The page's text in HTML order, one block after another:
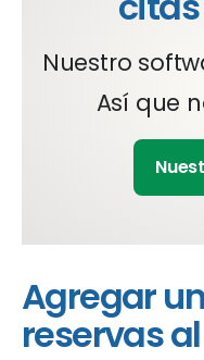
Nuestro
Así que
Agregar
reservas